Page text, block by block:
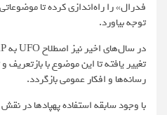
فدرال» را راه‌اندازی کرده تا
توجه بیاورد.
تغییر یافته تا این موضوع با
رسانه‌ها و افکار عمومی بازگردد.
با وجود سابقه استفاده پهپادها در